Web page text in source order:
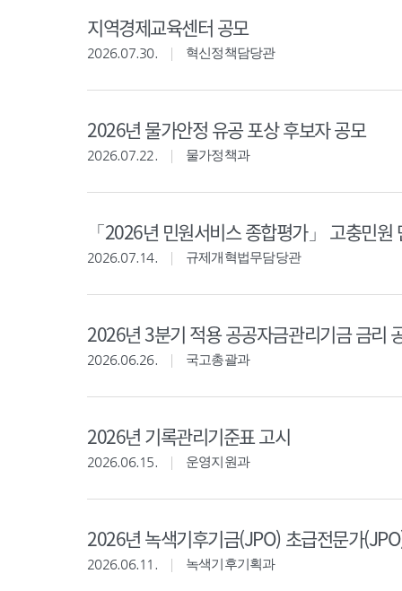
지역경제교육센터 공모
2026.07.30. 혁신정책담당관
2026년 물가안정 유공 포상 후보자 공모
2026.07.22. 물가정책과
「2026년 민원서비스 종합평가」 고충민
2026.07.14. 규제개혁법무담당관
2026년 3분기 적용 공공자금관리기금 금리
2026.06.26. 국고총괄과
2026년 기록관리기준표 고시
2026.06.15. 운영지원과
2026년 녹색기후기금(JPO) 초급전문가
2026.06.11. 녹색기후기획과